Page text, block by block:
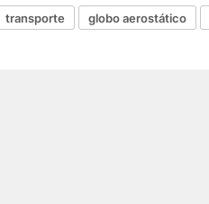
transporte globo aerostático